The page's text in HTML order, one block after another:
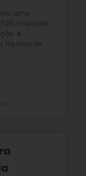
uma
marcada
A
líquidos de